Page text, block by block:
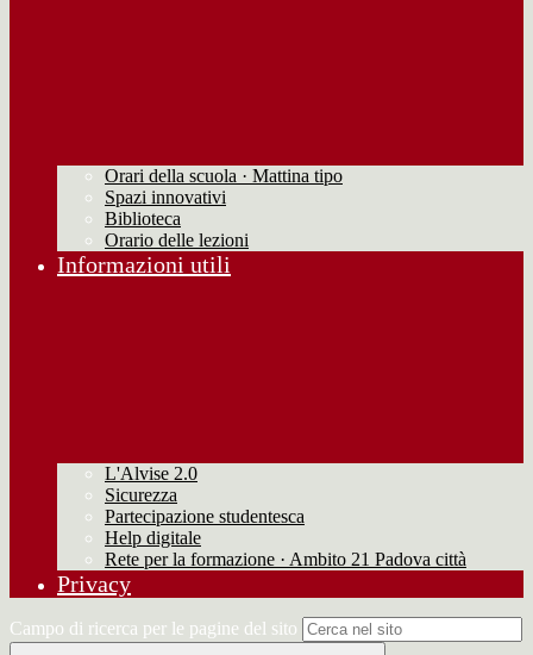
Orari della scuola · Mattina tipo
Spazi innovativi
Biblioteca
Orario delle lezioni
Informazioni utili
L'Alvise 2.0
Sicurezza
Partecipazione studentesca
Help digitale
Rete per la formazione · Ambito 21 Padova città
Privacy
Campo di ricerca per le pagine del sito